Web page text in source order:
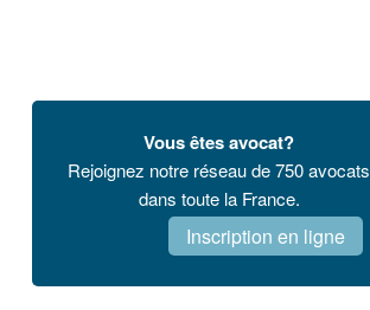
Vous êtes avocat?
Rejoignez notre réseau de 750 avocats
dans toute la France.
Inscription en ligne